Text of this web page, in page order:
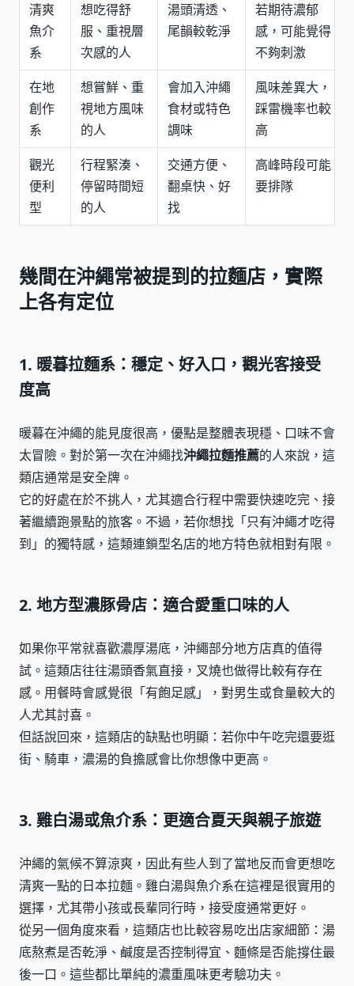
清爽
魚介
系
想吃得舒
服、重視層
次感的人
湯頭清透、
尾韻較乾淨
若期待濃郁
感，可能覺得
不夠刺激
在地
創作
系
想嘗鮮、重
視地方風味
的人
會加入沖繩
食材或特色
調味
風味差異大，
踩雷機率也較
高
觀光
便利
型
行程緊湊、
停留時間短
的人
交通方便、
翻桌快、好
找
高峰時段可能
要排隊
幾間在沖繩常被提到的拉麵店，實際
上各有定位
1. 暖暮拉麵系：穩定、好入口，觀光客接受
度高
暖暮在沖繩的能見度很高，優點是整體表現穩、口味不會
太冒險。對於第一次在沖繩找沖繩拉麵推薦的人來說，這
類店通常是安全牌。
它的好處在於不挑人，尤其適合行程中需要快速吃完、接
著繼續跑景點的旅客。不過，若你想找「只有沖繩才吃得
到」的獨特感，這類連鎖型名店的地方特色就相對有限。
2. 地方型濃豚骨店：適合愛重口味的人
如果你平常就喜歡濃厚湯底，沖繩部分地方店真的值得
試。這類店往往湯頭香氣直接，叉燒也做得比較有存在
感。用餐時會感覺很「有飽足感」，對男生或食量較大的
人尤其討喜。
但話說回來，這類店的缺點也明顯：若你中午吃完還要逛
街、騎車，濃湯的負擔感會比你想像中更高。
3. 雞白湯或魚介系：更適合夏天與親子旅遊
沖繩的氣候不算涼爽，因此有些人到了當地反而會更想吃
清爽一點的日本拉麵。雞白湯與魚介系在這裡是很實用的
選擇，尤其帶小孩或長輩同行時，接受度通常更好。
從另一個角度來看，這類店也比較容易吃出店家細節：湯
底熬煮是否乾淨、鹹度是否控制得宜、麵條是否能撐住最
後一口。這些都比單純的濃重風味更考驗功夫。